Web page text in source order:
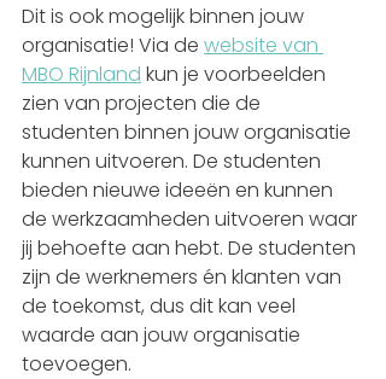
Dit is ook mogelijk binnen jouw
organisatie! Via de website van
MBO Rijnland kun je voorbeelden
zien van projecten die de
studenten binnen jouw organisatie
kunnen uitvoeren. De studenten
bieden nieuwe ideeën en kunnen
de werkzaamheden uitvoeren waar
jij behoefte aan hebt. De studenten
zijn de werknemers én klanten van
de toekomst, dus dit kan veel
waarde aan jouw organisatie
toevoegen.